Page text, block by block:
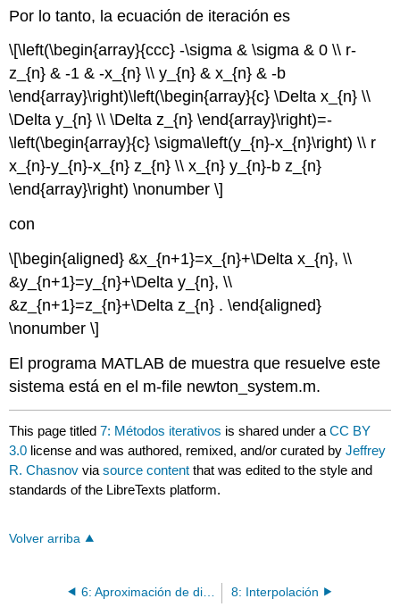
Por lo tanto, la ecuación de iteración es
\[\left(\begin{array}{ccc} -\sigma & \sigma & 0 \\ r-
z_{n} & -1 & -x_{n} \\ y_{n} & x_{n} & -b
\end{array}\right)\left(\begin{array}{c} \Delta x_{n} \\
\Delta y_{n} \\ \Delta z_{n} \end{array}\right)=-
\left(\begin{array}{c} \sigma\left(y_{n}-x_{n}\right) \\ r
x_{n}-y_{n}-x_{n} z_{n} \\ x_{n} y_{n}-b z_{n}
\end{array}\right) \nonumber \]
con
\[\begin{aligned} &x_{n+1}=x_{n}+\Delta x_{n}, \\
&y_{n+1}=y_{n}+\Delta y_{n}, \\
&z_{n+1}=z_{n}+\Delta z_{n} . \end{aligned}
\nonumber \]
El programa MATLAB de muestra que resuelve este
sistema está en el m-file newton_system.m.
This page titled7: Métodos iterativos is shared under aCC BY
3.0 license and was authored, remixed, and/or curated byJeffrey
R. Chasnov viasource content that was edited to the style and
standards of the LibreTexts platform.
Volver arriba
8: Interpolación